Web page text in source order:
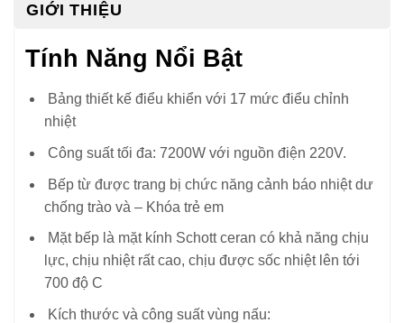
GIỚI THIỆU
Tính Năng Nổi Bật
Bảng thiết kế điểu khiển với 17 mức điểu chỉnh
nhiệt
Công suất tối đa: 7200W với nguồn điện 220V.
Bếp từ được trang bị chức năng cảnh báo nhiệt dư
chống trào và – Khóa trẻ em
Mặt bếp là mặt kính Schott ceran có khả năng chịu
lực, chịu nhiệt rất cao, chịu được sốc nhiệt lên tới
700 độ C
Kích thước và công suất vùng nấu: